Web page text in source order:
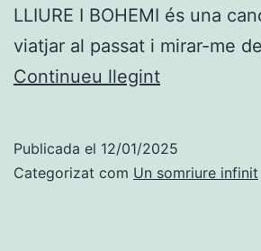
LLIURE I BOHEMI és una
viatjar al passat i mirar-me
Continueu llegintLliure
Publicada el 12/01/2025
Categorizat com Un somriure infinit